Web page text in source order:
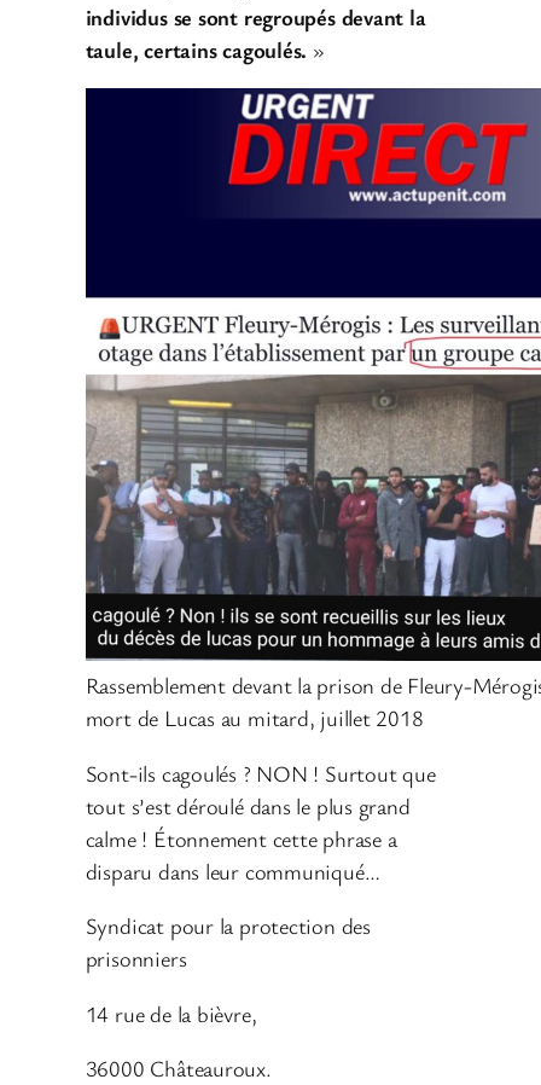
individus se sont regroupés devant la
taule, certains cagoulés. »
Rassemblement devant la prison de Fleury-
mort de Lucas au mitard, juillet 2018
Sont-ils cagoulés ? NON ! Surtout que
tout s’est déroulé dans le plus grand
calme ! Étonnement cette phrase a
disparu dans leur communiqué…
Syndicat pour la protection des
prisonniers
14 rue de la bièvre,
36000 Châteauroux.